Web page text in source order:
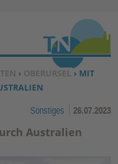
↓
› OBERURSEL › MIT
Sonstiges 26.07.2023
Australien